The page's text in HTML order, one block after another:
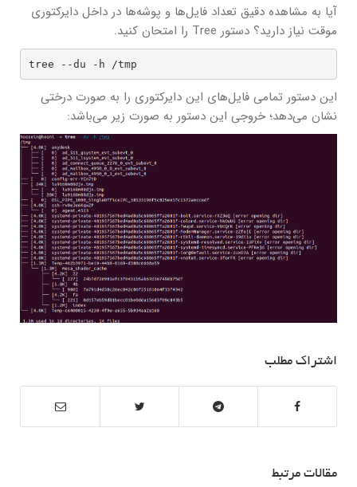
آیا به مشاهده دقیق تعداد فایل‌ها و پوشه‌ها در داخل دایرکتوری
موقت نیاز دارید؟ دستور Tree را امتحان کنید.
tree --du -h /tmp
این دستور تمامی فایل‌های این دایرکتوری را به صورت درختی
نشان می‌دهد؛ خروجی این دستور به صورت زیر می‌باشد:
اشتراک مطلب
مقالات مرتبط